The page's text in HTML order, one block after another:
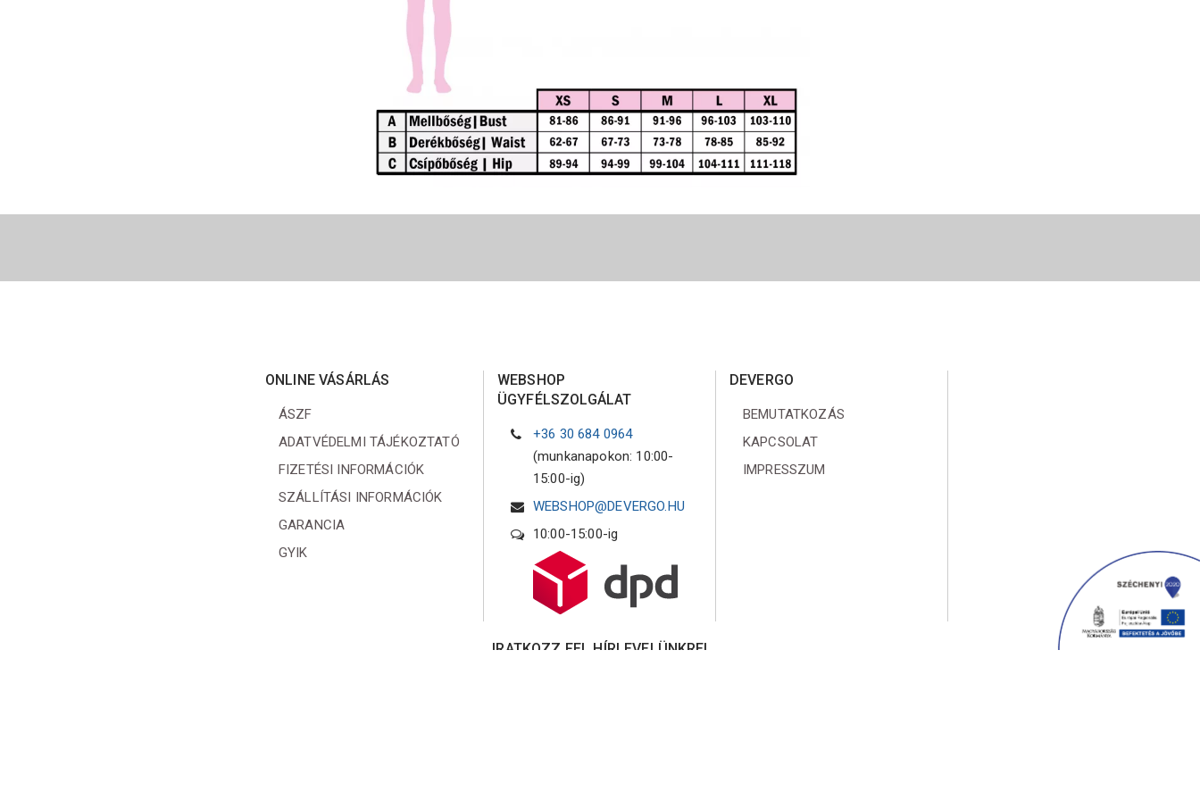
ONLINE VÁSÁRLÁS
ÁSZF
ADATVÉDELMI TÁJÉKOZTATÓ
FIZETÉSI INFORMÁCIÓK
SZÁLLÍTÁSI INFORMÁCIÓK
GARANCIA
GYIK
WEBSHOP
ÜGYFÉLSZOLGÁLAT
+36 30 684 0964
(munkanapokon: 10:00-
15:00-ig)
WEBSHOP@DEVERGO.HU
10:00-15:00-ig
DEVERGO
BEMUTATKOZÁS
KAPCSOLAT
IMPRESSZUM
IRATKOZZ FEL HÍRLEVELÜNKRE!